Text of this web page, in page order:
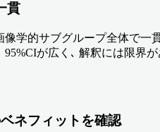
貫
学的サブグループ全体で
が広く､ 解釈には限界が
ネフィットを確認